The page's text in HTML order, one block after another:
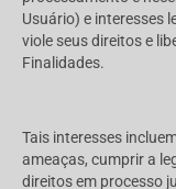
Usuário) e interesses
viole seus direitos e
Finalidades.
Tais interesses
ameaças, cumprir a
direitos em processo